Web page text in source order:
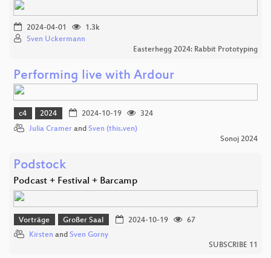
2024-04-01
1.3k
Sven Uckermann
Easterhegg 2024: Rabbit Prototyping
Performing live with Ardour
c4 2024 2024-10-19
324
Julia Cramer and Sven (this.ven)
Sonoj 2024
Podstock
Podcast + Festival + Barcamp
Vorträge Großer Saal 2024-10-19
67
Kirsten and Sven Gorny
SUBSCRIBE 11